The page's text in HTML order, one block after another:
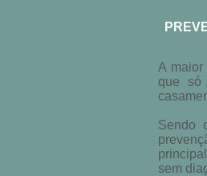
A maior
que só
Sendo
sem